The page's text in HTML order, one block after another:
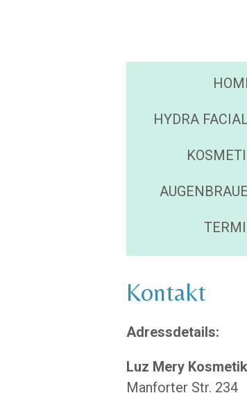
HYDRA
Kontakt
Adressdetails:
Luz Mery Kosmetik
Manforter Str. 234